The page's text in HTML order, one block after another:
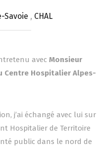
Savoie , CHAL
avec Monsieur
Centre Hospitalier Alpes-
j’ai échangé avec lui sur
Hospitalier de Territoire
public dans le nord de